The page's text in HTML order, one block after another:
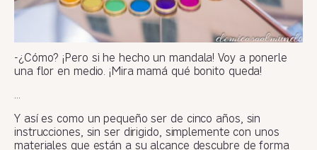
-¿Cómo? ¡Pero si he hecho un mandala! Voy a ponerle
una flor en medio. ¡Mira mamá qué bonito queda!
…
Y así es como un pequeño ser de cinco años, sin
instrucciones, sin ser dirigido, simplemente con unos
materiales que están a su alcance descubre de forma